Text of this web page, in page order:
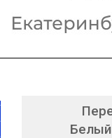
Белый